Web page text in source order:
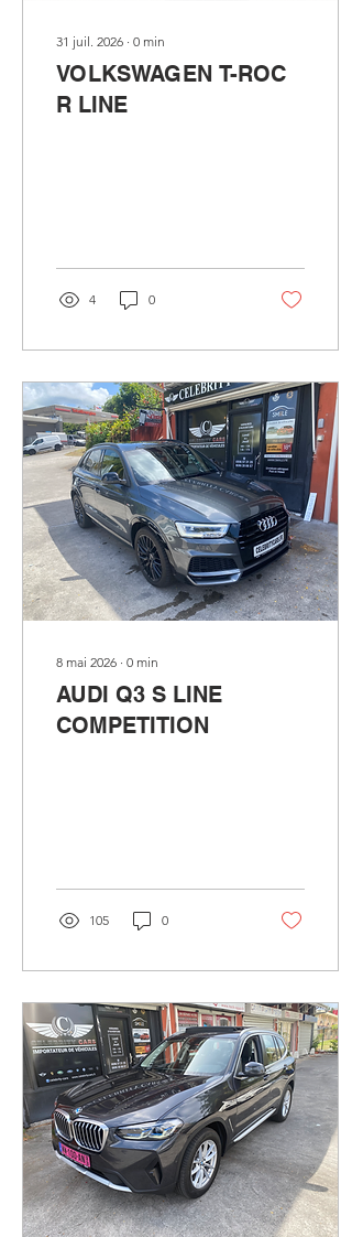
31 juil. 2026 ∙ 0 min
VOLKSWAGEN T-ROC
R LINE
4 0
8 mai 2026 ∙ 0 min
AUDI Q3 S LINE
COMPETITION
105 0